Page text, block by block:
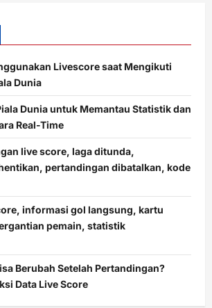
Livescore saat Mengikuti
Dunia
Dunia untuk Memantau Statistik dan
Real-Time
live score, laga ditunda,
pertandingan dibatalkan, kode
informasi gol langsung, kartu
pemain, statistik
Berubah Setelah Pertandingan?
Data Live Score